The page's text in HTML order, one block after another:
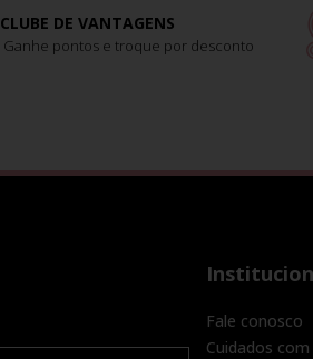
CLUBE DE VANTAGENS
Ganhe pontos e troque por desconto
Fale conosco
Cuidados